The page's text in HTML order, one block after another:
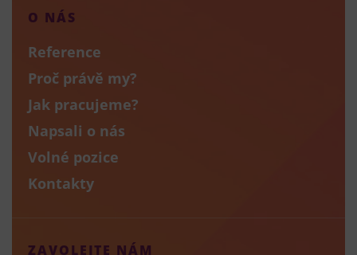
O NÁS
Reference
Proč právě my?
Jak pracujeme?
Napsali o nás
Volné pozice
Kontakty
ZAVOLEJTE NÁM